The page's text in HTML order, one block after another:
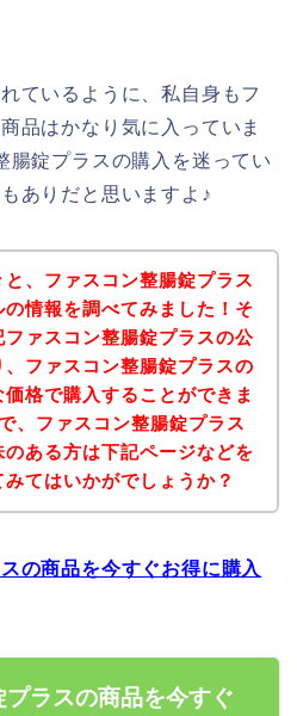
ているように、私自身もフ
品はかなり気に入っていま
腸錠プラスの購入を迷ってい
ありだと思いますよ♪
、ファスコン整腸錠プラス
情報を調べてみました！そ
ファスコン整腸錠プラスの公
ファスコン整腸錠プラスの
格で購入することができま
、ファスコン整腸錠プラス
ある方は下記ページなどを
てはいかがでしょうか？
の商品を今すぐお得に購入
ラスの商品を今すぐ